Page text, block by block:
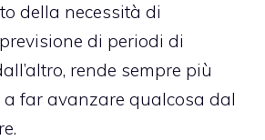
della necessità di
di periodi di
rende sempre più
far avanzare qualcosa dal